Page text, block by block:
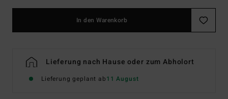
In den Warenkorb
Lieferung nach Hause oder zum Abholort
Lieferung geplant ab11 August